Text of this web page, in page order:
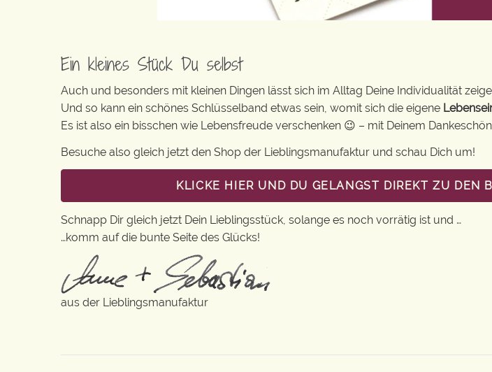
Ein kleines Stück Du selbst
Auch und besonders mit kleinen Dingen lässt sich im Alltag Deine Individualität
Und so kann ein schönes Schlüsselband etwas sein, womit sich die eigene
Es ist also ein bisschen wie Lebensfreude verschenken 😉 – mit Deinem
Besuche also gleich jetzt den Shop der Lieblingsmanufaktur und schau Dich um!
KLICKE HIER UND DU GELANGST DIREKT ZU DEN
Schnapp Dir gleich jetzt Dein Lieblingsstück, solange es noch vorrätig ist und …
…komm auf die bunte Seite des Glücks!
aus der Lieblingsmanufaktur